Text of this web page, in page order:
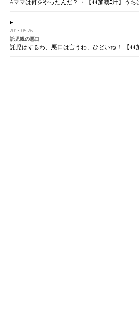
Aママは何をやったんだ？ ・【ｲｲ加減ﾆ汁】う
2013-05-26
託児親の悪口
託児はするわ、悪口は言うわ、ひどいね！ 【ｲｲ